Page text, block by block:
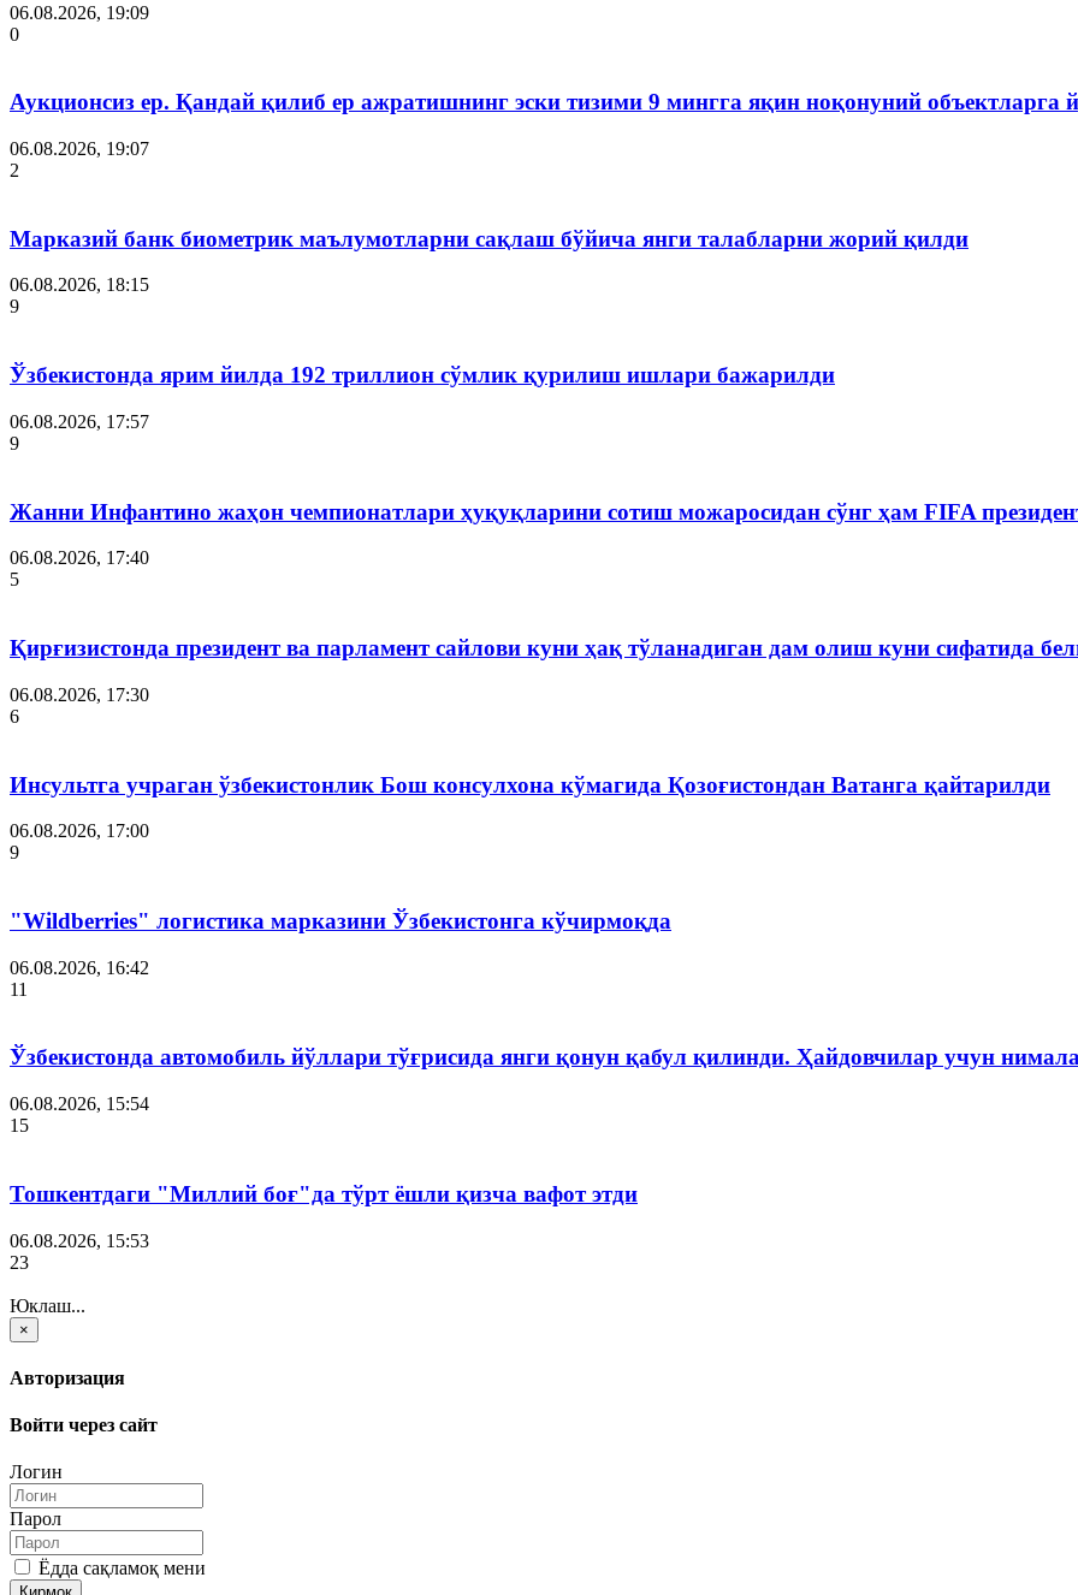
06.08.2026, 19:09
0
Аукционсиз ер. Қандай қилиб ер ажратишнинг эски тизими 9 мингга яқин ноқонуний объектларга
06.08.2026, 19:07
2
Марказий банк биометрик маълумотларни сақлаш бўйича янги талабларни жорий қилди
06.08.2026, 18:15
9
Ўзбекистонда ярим йилда 192 триллион сўмлик қурилиш ишлари бажарилди
06.08.2026, 17:57
9
Жанни Инфантино жаҳон чемпионатлари ҳуқуқларини сотиш можаросидан сўнг ҳам FIFA
06.08.2026, 17:40
5
Қирғизистонда президент ва парламент сайлови куни ҳақ тўланадиган дам олиш куни сифатида
06.08.2026, 17:30
6
Инсультга учраган ўзбекистонлик Бош консулхона кўмагида Қозоғистондан Ватанга қайтарилди
06.08.2026, 17:00
9
"Wildberries" логистика марказини Ўзбекистонга кўчирмоқда
06.08.2026, 16:42
11
Ўзбекистонда автомобиль йўллари тўғрисида янги қонун қабул қилинди. Ҳайдовчилар учун
06.08.2026, 15:54
15
Тошкентдаги "Миллий боғ"да тўрт ёшли қизча вафот этди
06.08.2026, 15:53
23
Юклаш...
×
Авторизация
Войти через сайт
Логин
Парол
Ёдда сақламоқ мени